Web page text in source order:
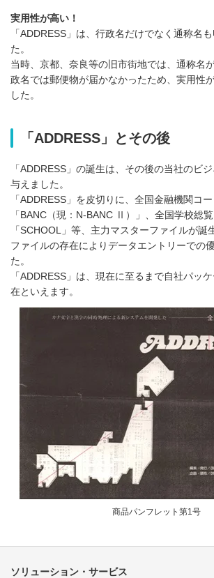
実用性が高い！
「ADDRESS」は、行政名だけでなく通称名
た。
当時、京都、奈良等の旧市街地では、通称名
政名では郵便物が届かなかったため、実用性
した。
「ADDRESS」とその後
商品パンフレット第1号
「ADDRESS」の誕生は、その後の当社のビ
与えました。
「ADDRESS」を皮切りに、全国金融機関コ
「BANC（現：N-BANC Ⅱ）」、全国学校総
「SCHOOL」等、主力マスターファイルが誕
ファイルの存在によりデータエントリーでの
た。
「ADDRESS」は、現在に至るまで自社パッ
在といえます。
ソリューション・サービス